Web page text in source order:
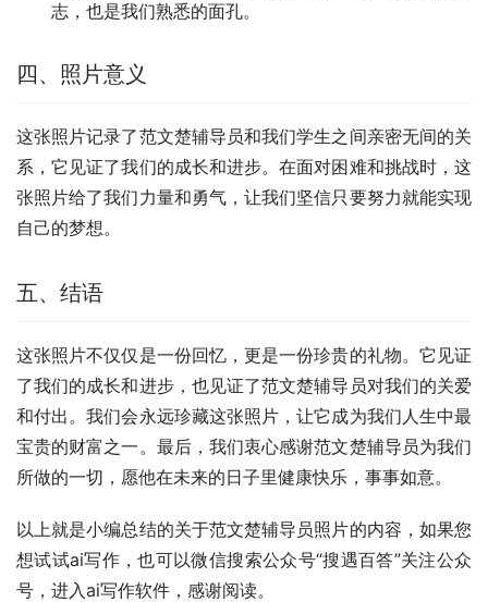
志，也是我们熟悉的面孔。
四、照片意义
这张照片记录了范文楚辅导员和我们学生之间亲密无间的关
系，它见证了我们的成长和进步。在面对困难和挑战时，这
张照片给了我们力量和勇气，让我们坚信只要努力就能实现
自己的梦想。
五、结语
这张照片不仅仅是一份回忆，更是一份珍贵的礼物。它见证
了我们的成长和进步，也见证了范文楚辅导员对我们的关爱
和付出。我们会永远珍藏这张照片，让它成为我们人生中最
宝贵的财富之一。最后，我们衷心感谢范文楚辅导员为我们
所做的一切，愿他在未来的日子里健康快乐，事事如意。
以上就是小编总结的关于范文楚辅导员照片的内容，如果您
想试试ai写作，也可以微信搜索公众号“搜遇百答”关注公众
号，进入ai写作软件，感谢阅读。